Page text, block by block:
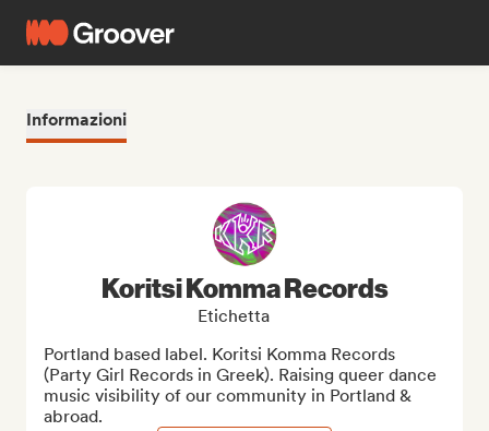
Informazioni
Koritsi Komma Records
Etichetta
Portland based label. Koritsi Komma Records
(Party Girl Records in Greek). Raising queer dance
music visibility of our community in Portland &
abroad.